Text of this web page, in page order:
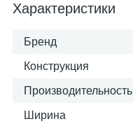
Характеристики
Бренд
Конструкция
Производительность
Ширина